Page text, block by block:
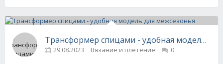
Трансформер спицами - удобная модель
29.08.2023 Вязание и плетение 0